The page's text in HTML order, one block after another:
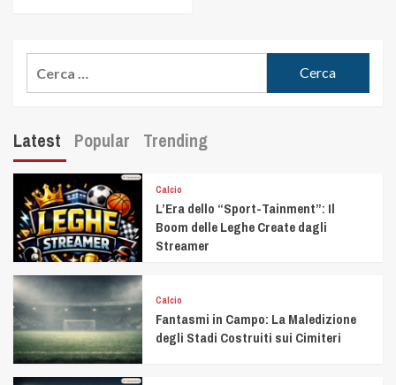
Latest Popular Trending
Calcio
L’Era dello “Sport-Tainment”: Il
Boom delle Leghe Create dagli
Streamer
Calcio
Fantasmi in Campo: La Maledizione
degli Stadi Costruiti sui Cimiteri